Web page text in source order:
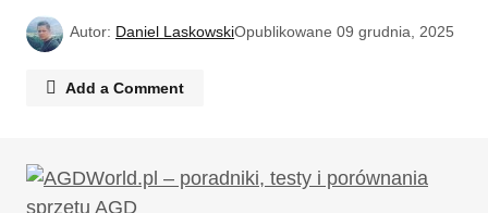
Autor: Daniel LaskowskiOpublikowane 09 grudnia, 2025
Add a Comment
Twój adres email nie zostanie opublikowany.
Wymagane pola są oznaczone